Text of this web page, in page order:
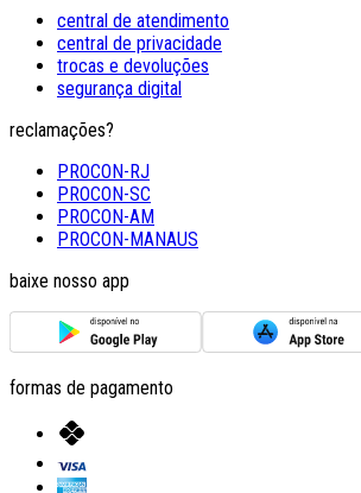
central de atendimento
central de privacidade
trocas e devoluções
segurança digital
reclamações?
PROCON-RJ
PROCON-SC
PROCON-AM
PROCON-MANAUS
baixe nosso app
formas de pagamento